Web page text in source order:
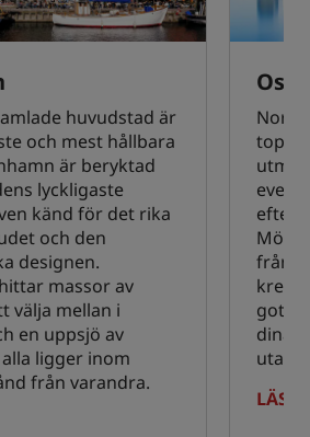
huvudstad är
och mest hållbara
är beryktad
lyckligaste
känd för det rika
och den
designen.
massor av
välja mellan i
en uppsjö av
ligger inom
från varandra.
Oslo
efter
från
gott
dina
LÄS